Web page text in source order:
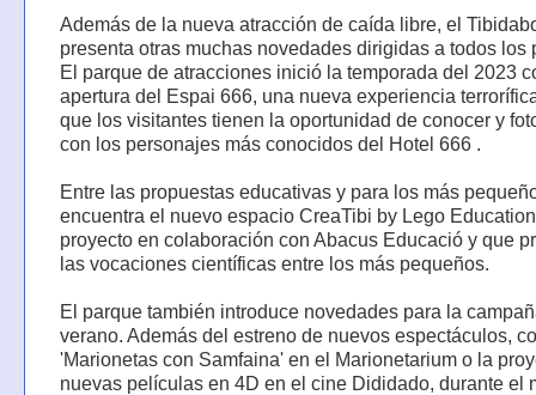
Además de la nueva atracción de caída libre, el
presenta otras muchas novedades dirigidas a todos los
El parque de atracciones inició la temporada del 2023
apertura del Espai 666, una nueva experiencia
que los visitantes tienen la oportunidad de conocer y
con los personajes más conocidos del Hotel 666 .
Entre las propuestas educativas y para los más
encuentra el nuevo espacio CreaTibi by Lego
proyecto en colaboración con Abacus Educació y que
las vocaciones científicas entre los más pequeños.
El parque también introduce novedades para la
verano. Además del estreno de nuevos espectáculos,
'Marionetas con Samfaina' en el Marionetarium o la
nuevas películas en 4D en el cine Dididado, durante el